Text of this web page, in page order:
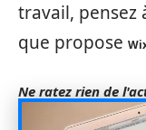
travail, pensez
que propose
Ne ratez rien de